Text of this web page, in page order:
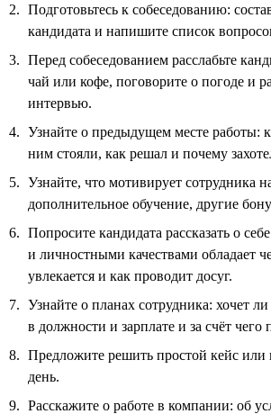
Подготовьтесь к собеседованию:
кандидата и напишите список
Перед собеседованием расслабьте
чай или кофе, поговорите о погоде и
интервью.
Узнайте о предыдущем месте работы:
ним стояли, как решал и почему
Узнайте, что мотивирует сотрудника
дополнительное обучение, другие
Попросите кандидата рассказать о
и личностными качествами обладает
увлекается и как проводит досуг.
Узнайте о планах сотрудника: хочет
в должности и зарплате и за счёт чего
Предложите решить простой кейс или
день.
Расскажите о работе в компании: об